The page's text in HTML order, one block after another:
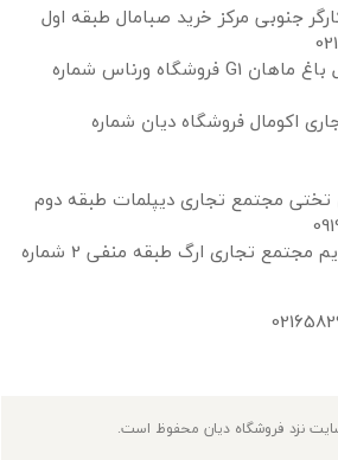
جنوبی مرکز خرید صبامال طبقه اول
شعبه ۲: تهران ایران مال باغ ماهان G1 فروشگاه ورناس شماره
اکومال فروشگاه دیان شماره
تختی مجتمع تجاری دیپلمات طبقه دوم
شعبه 6: بروجرد بازار قدیم مجتمع تجاری ارگ طبقه منفی 2 شماره
فروشگاه دیان محفوظ است.